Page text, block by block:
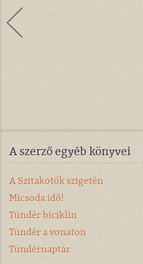
A szerző egyéb könyvei
A Szitakötők szigetén
Micsoda idő!
Tündér biciklin
Tündér a vonaton
Tündérnaptár